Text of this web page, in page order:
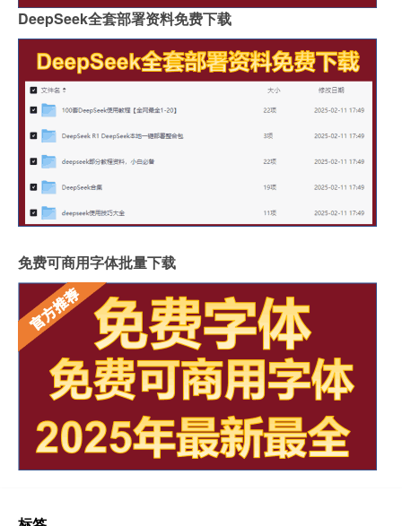
DeepSeek全套部署资料免费下载
免费可商用字体批量下载